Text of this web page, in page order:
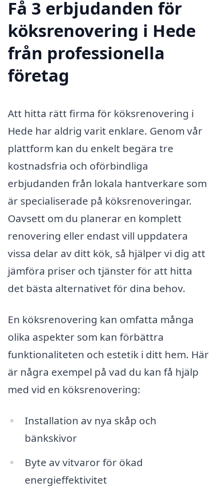
Få 3 erbjudanden för
köksrenovering i Hede
från professionella
företag
Att hitta rätt firma för köksrenovering i
Hede har aldrig varit enklare. Genom vår
plattform kan du enkelt begära tre
kostnadsfria och oförbindliga
erbjudanden från lokala hantverkare som
är specialiserade på köksrenoveringar.
Oavsett om du planerar en komplett
renovering eller endast vill uppdatera
vissa delar av ditt kök, så hjälper vi dig att
jämföra priser och tjänster för att hitta
det bästa alternativet för dina behov.
En köksrenovering kan omfatta många
olika aspekter som kan förbättra
funktionaliteten och estetik i ditt hem. Här
är några exempel på vad du kan få hjälp
med vid en köksrenovering:
Installation av nya skåp och
bänkskivor
Byte av vitvaror för ökad
energieffektivitet